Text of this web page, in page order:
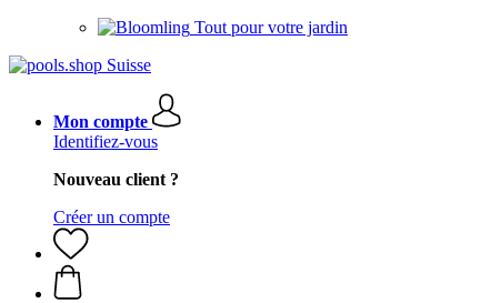
Tout pour votre jardin
Mon compte
Identifiez-vous
Nouveau client ?
Créer un compte